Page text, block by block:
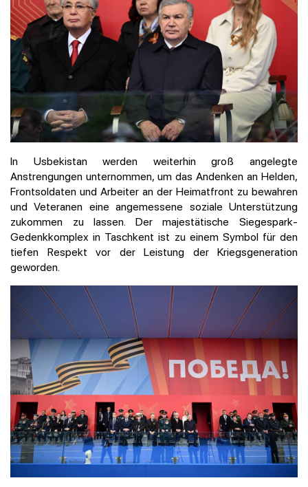
In Usbekistan werden weiterhin groß angelegte
Anstrengungen unternommen, um das Andenken an Helden,
Frontsoldaten und Arbeiter an der Heimatfront zu bewahren
und Veteranen eine angemessene soziale Unterstützung
zukommen zu lassen. Der majestätische Siegespark-
Gedenkkomplex in Taschkent ist zu einem Symbol für den
tiefen Respekt vor der Leistung der Kriegsgeneration
geworden.